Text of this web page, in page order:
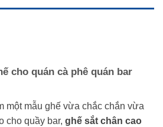
cho quán cà phê quán bar
một mẫu ghế vừa chắc chắn vừa
cho quầy bar, ghế sắt chân cao